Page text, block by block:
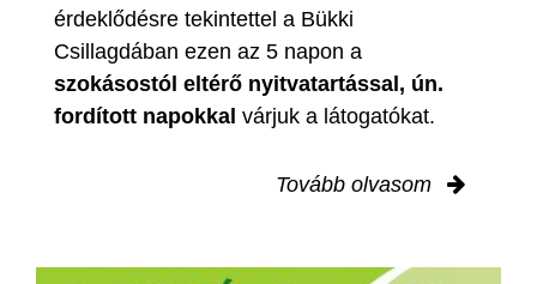
érdeklődésre tekintettel a Bükki
Csillagdában ezen az 5 napon a
szokásostól eltérő nyitvatartással, ún.
fordított napokkal várjuk a látogatókat.
Tovább olvasom